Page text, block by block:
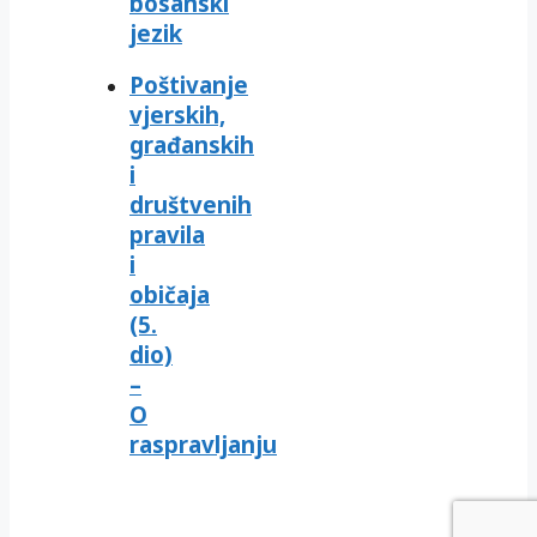
jezik
Poštivanje
vjerskih,
građanskih
i
društvenih
pravila
i
običaja
(5.
dio)
–
O
raspravljanju